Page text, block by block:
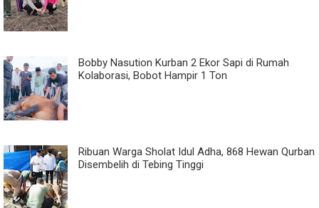
Bobby Nasution Kurban 2 Ekor Sapi di Rumah
Kolaborasi, Bobot Hampir 1 Ton
Ribuan Warga Sholat Idul Adha, 868 Hewan Qurban
Disembelih di Tebing Tinggi